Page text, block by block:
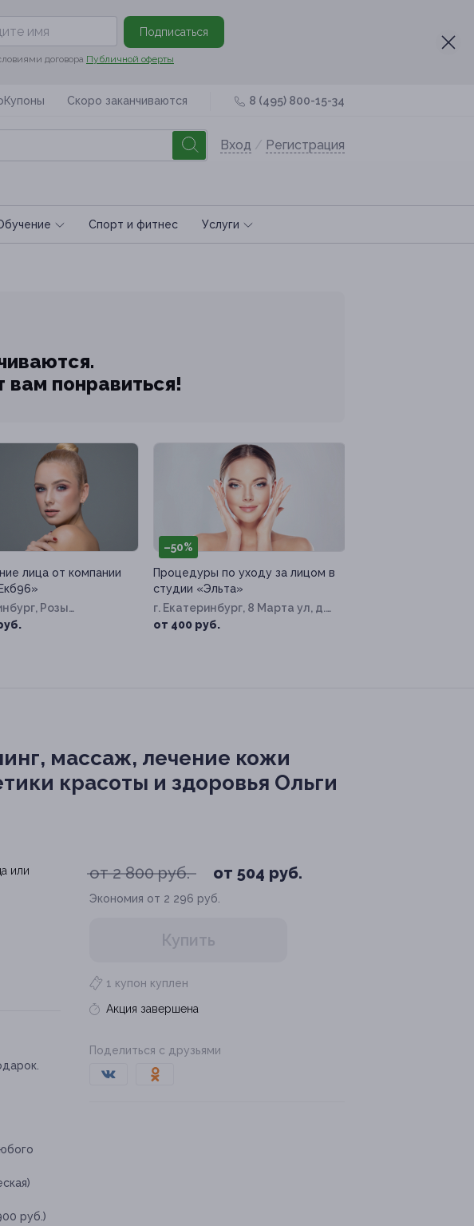
Подписаться
договора Публичной оферты
Скоро заканчиваются 8 (495) 800-15-34
Вход / Регистрация
Спoрт и фитнес Услуги
вам понравиться!
лица от компании
Розы
ул, д. 69/2
–50%
Процедуры по уходу за лицом в
студии «Эльта»
г. Екатеринбург, 8 Марта ул, д.
12а
от 400 руб.
массаж, лечение кожи
красоты и здоровья Ольги
от 2 800 руб. от 504 руб.
Экономия от 2 296 руб.
Купить
1 купон куплен
Акция завершена
Поделиться с друзьями
руб.)